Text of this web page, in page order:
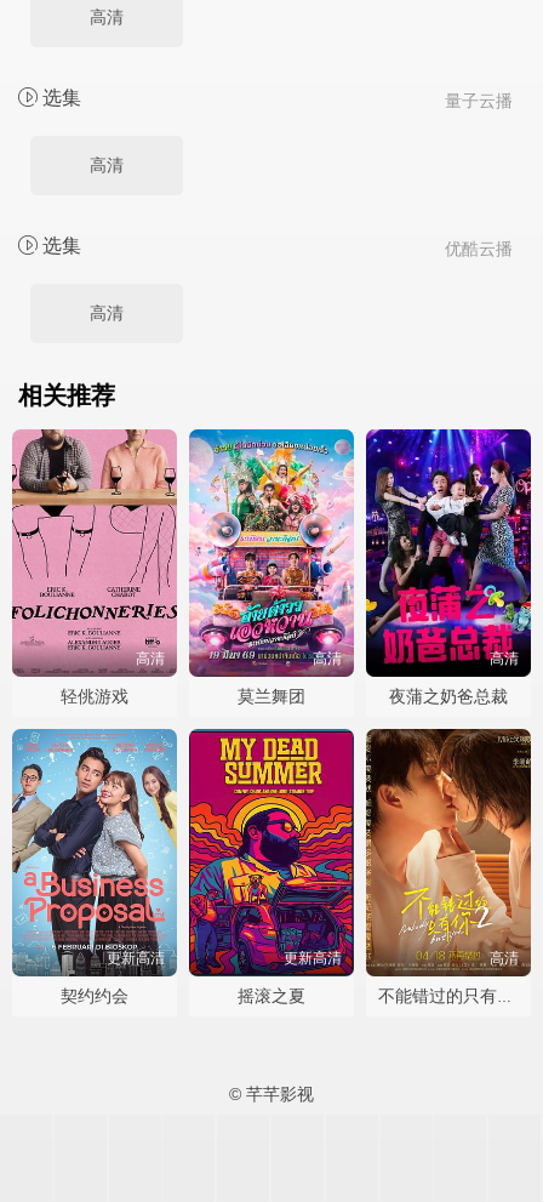
高清
量子云播
选集
高清
优酷云播
选集
高清
相关推荐
高清
轻佻游戏
高清
莫兰舞团
高清
夜蒲之奶爸总裁
更新高清
契约约会
更新高清
摇滚之夏
高清
不能错过的只有你2
© 芊芊影视